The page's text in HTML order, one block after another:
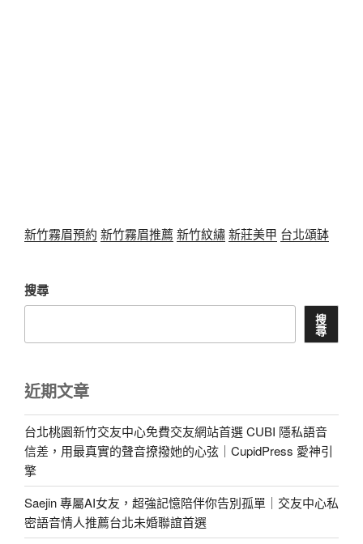
新竹霧眉預約 新竹霧眉推薦 新竹紋繡新莊美甲 台北頌缽
搜尋
搜
尋
近期文章
台北桃園新竹交友中心免費交友網站首選 CUBI 隱私語音
信差，用最真實的聲音撩撥她的心弦｜CupidPress 愛神引
擎
Saejin 專屬AI女友，超強記憶陪伴你告別孤單｜交友中心私
密語音情人推薦台北未婚聯誼首選